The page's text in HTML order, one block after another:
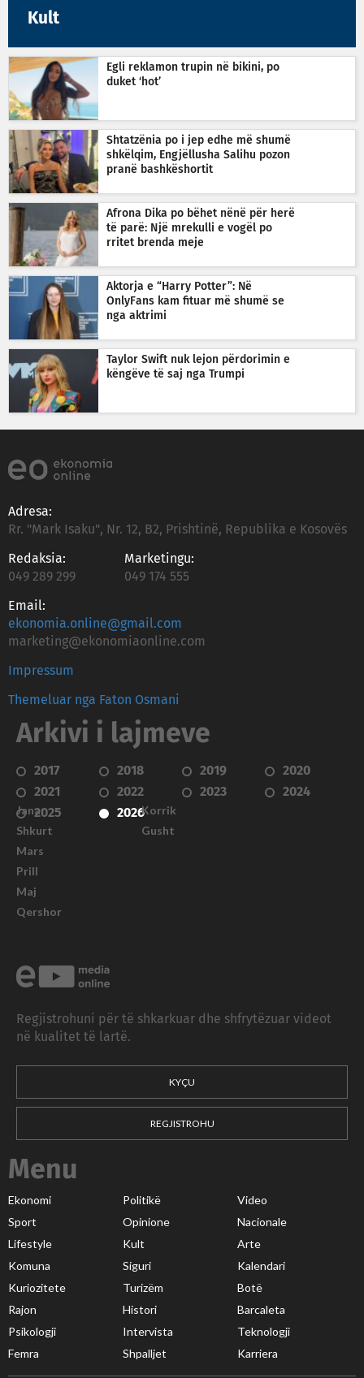
Kult
Egli reklamon trupin në bikini, po
duket ‘hot’
Shtatzënia po i jep edhe më shumë
shkëlqim, Engjëllusha Salihu pozon
pranë bashkëshortit
Afrona Dika po bëhet nënë për herë
të parë: Një mrekulli e vogël po
rritet brenda meje
Aktorja e “Harry Potter”: Në
OnlyFans kam fituar më shumë se
nga aktrimi
Taylor Swift nuk lejon përdorimin e
këngëve të saj nga Trumpi
Adresa:
Rr. "Mark Isaku", Nr. 12, B2, Prishtinë, Republika e Kosovës
Redaksia:
049 289 299
Marketingu:
049 174 555
Email:
ekonomia.online@gmail.com
marketing@ekonomiaonline.com
Impressum
Themeluar nga Faton Osmani
Arkivi i lajmeve
2017 2018 2019
2020
2021
2022 2023
2024
2025
2026
Janar
Shkurt
Mars
Prill
Maj
Qershor
Korrik
Gusht
Regjistrohuni për të shkarkuar dhe shfrytëzuar videot
në kualitet të lartë.
KYÇU
REGJISTROHU
Menu
Ekonomi Politikë
Video
Sport
Opinione
Nacionale
Lifestyle
Kult
Arte
Komuna
Siguri
Kalendari
Kuriozitete
Turizëm
Botë
Rajon
Histori
Barcaleta
Psikologji
Intervista
Teknologji
Femra
Shpalljet Karriera